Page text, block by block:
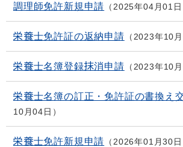
調理師免許新規申請 2025年04月01日
栄養士免許証の返納申請 2023年10
栄養士名簿登録抹消申請 2023年10
栄養士名簿の訂正・免許証の書換え
10月04日
栄養士免許新規申請 2026年01月30日